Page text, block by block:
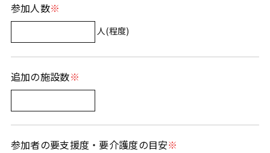
参加人数
人(程度)
追加の施設数
参加者の要支援度・要介護度の目安